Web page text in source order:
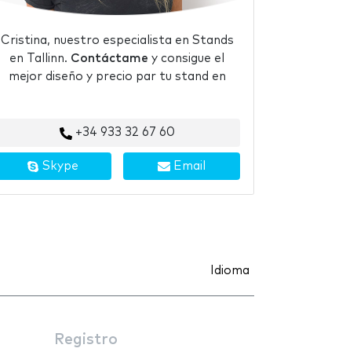
Cristina, nuestro especialista en Stands
en Tallinn. Contáctame y consigue el
mejor diseño y precio par tu stand en
+34 933 32 67 60
Skype Email
Idioma
Registro